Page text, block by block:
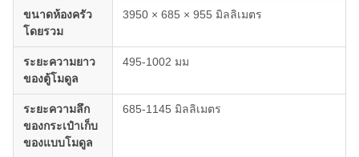
ขนาดห้องครัว
โดยรวม
3950 × 685 × 955 มิลลิเมตร
ระยะความยาว
ของตู้โมดูล
495-1002 มม
ระยะความลึก
ของกระเป๋าเก็บ
ของแบบโมดูล
685-1145 มิลลิเมตร